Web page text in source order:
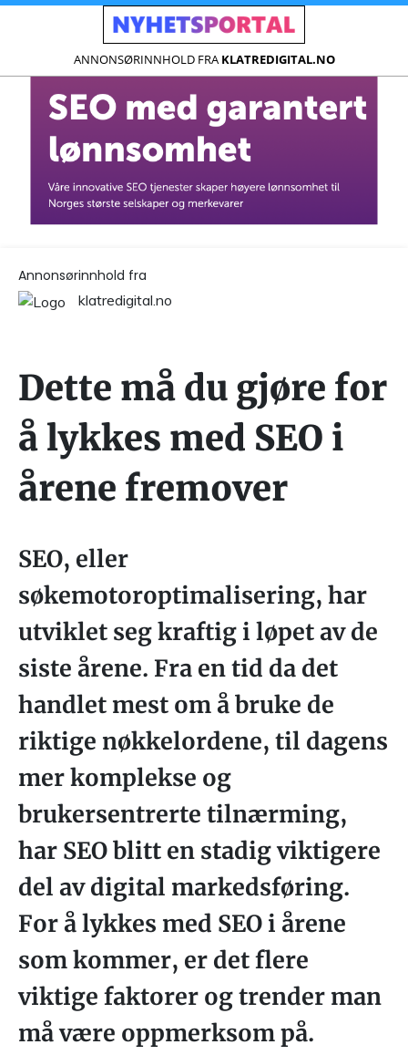
ANNONSØRINNHOLD FRA KLATREDIGITAL.NO
Annonsørinnhold fra
klatredigital.no
Dette må du gjøre for
å lykkes med SEO i
årene fremover
SEO, eller
søkemotoroptimalisering, har
utviklet seg kraftig i løpet av de
siste årene. Fra en tid da det
handlet mest om å bruke de
riktige nøkkelordene, til dagens
mer komplekse og
brukersentrerte tilnærming,
har SEO blitt en stadig viktigere
del av digital markedsføring.
For å lykkes med SEO i årene
som kommer, er det flere
viktige faktorer og trender man
må være oppmerksom på.